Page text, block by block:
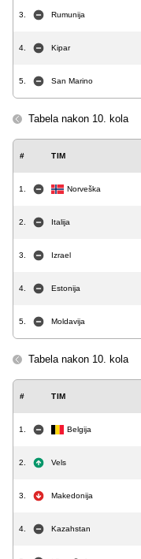
3. Rumunija
4. Kipar
5. San Marino
Tabela nakon 10. kola
# TIM
1. Norveška
2. Italija
3. Izrael
4. Estonija
5. Moldavija
Tabela nakon 10. kola
# TIM
1. Belgija
2. Vels
3. Makedonija
4. Kazahstan